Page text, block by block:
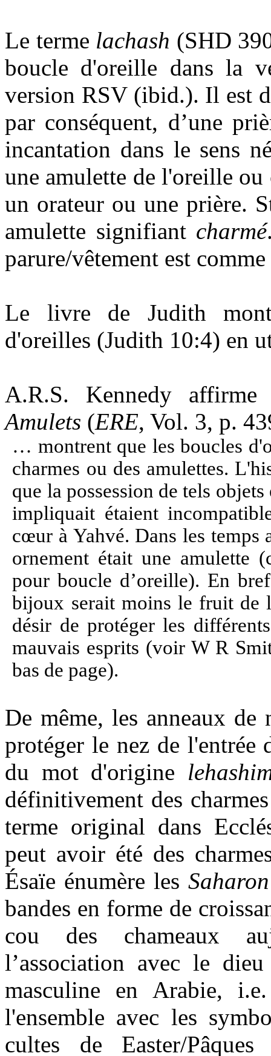
Le terme lachash (SHD
boucle d'oreille dans la
version RSV (ibid.). Il est
par conséquent, d’une
incantation dans le sens
une amulette de l'oreille
un orateur ou une prière.
amulette signifiant charmé
parure/vêtement est
Le livre de Judith
d'oreilles (Judith 10:4) en
A.R.S. Kennedy
Amulets (ERE, Vol. 3, p.
… montrent que les boucles
charmes ou des amulettes.
que la possession de tels
impliquait étaient
cœur à Yahvé. Dans les temps
ornement était une amulette
pour boucle d’oreille). En
bijoux serait moins le fruit de
désir de protéger les
mauvais esprits (voir W R
bas de page).
De même, les anneaux de
protéger le nez de l'entrée
du mot d'origine
définitivement des
terme original dans
peut avoir été des
Ésaïe énumère lesSaharon
bandes en forme de
cou des chameaux
l’association avec le
masculine en Arabie,
l'ensemble avec les
cultes de Easter/